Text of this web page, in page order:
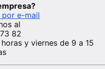
e-mail
al
82
y viernes de 9 a 15